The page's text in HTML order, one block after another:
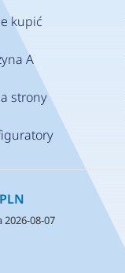
kupić
A
strony
2026-08-07